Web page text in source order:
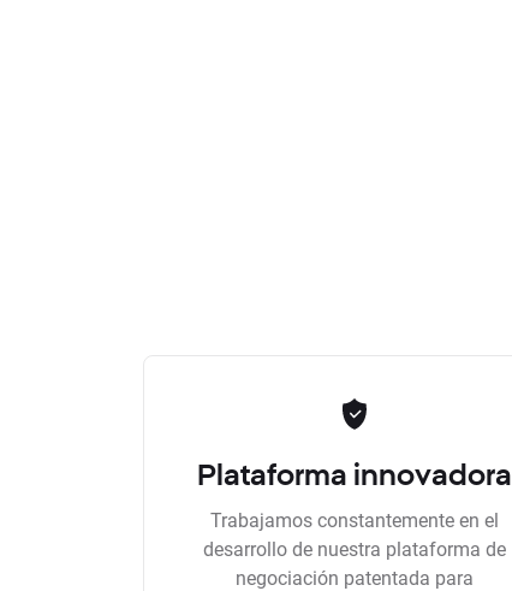
Plataforma innovadora
Trabajamos constantemente en el
desarrollo de nuestra plataforma de
negociación patentada para